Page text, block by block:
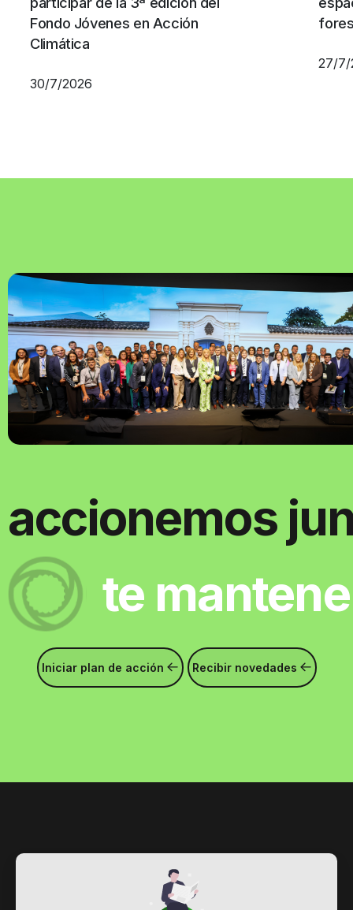
Fondo Jóvenes en Acción
Climática
30/7/2026
27/7/
accionemos
te
Iniciar plan de acción Recibir novedades